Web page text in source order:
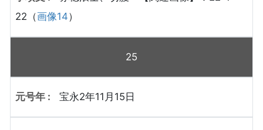
22（画像14）
25
宝永2年11月15日